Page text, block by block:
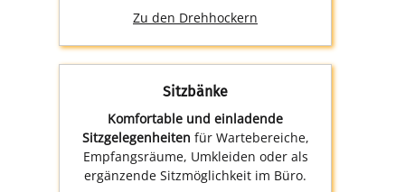
Zu den Drehhockern
Sitzbänke
Komfortable und einladende
Sitzgelegenheiten für Wartebereiche,
Empfangsräume, Umkleiden oder als
ergänzende Sitzmöglichkeit im Büro.